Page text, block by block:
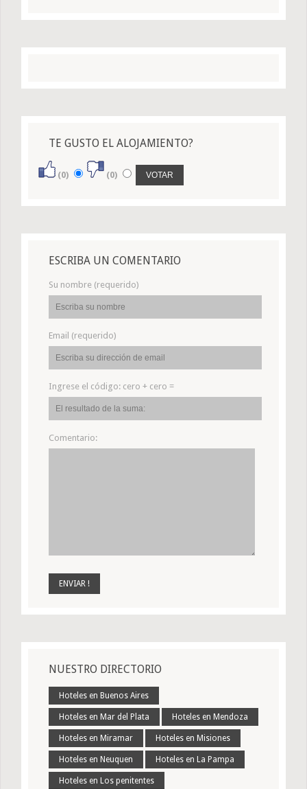
TE GUSTO EL ALOJAMIENTO?
(0) (0)
ESCRIBA UN COMENTARIO
Su nombre (requerido)
Email (requerido)
Ingrese el código: cero + cero =
Comentario:
NUESTRO DIRECTORIO
Hoteles en Buenos Aires
Hoteles en Mar del Plata Hoteles en Mendoza
Hoteles en Miramar Hoteles en Misiones
Hoteles en Neuquen Hoteles en La Pampa
Hoteles en Los penitentes